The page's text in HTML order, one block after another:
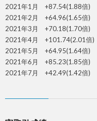
2021年1月 +87.54(1.88倍)
2021年2月 +64.96(1.65倍)
2021年3月 +70.18(1.70倍)
2021年4月 +101.74(2.01倍)
2021年5月 +64.95(1.64倍)
2021年6月 +85.23(1.85倍)
2021年7月 +42.49(1.42倍)